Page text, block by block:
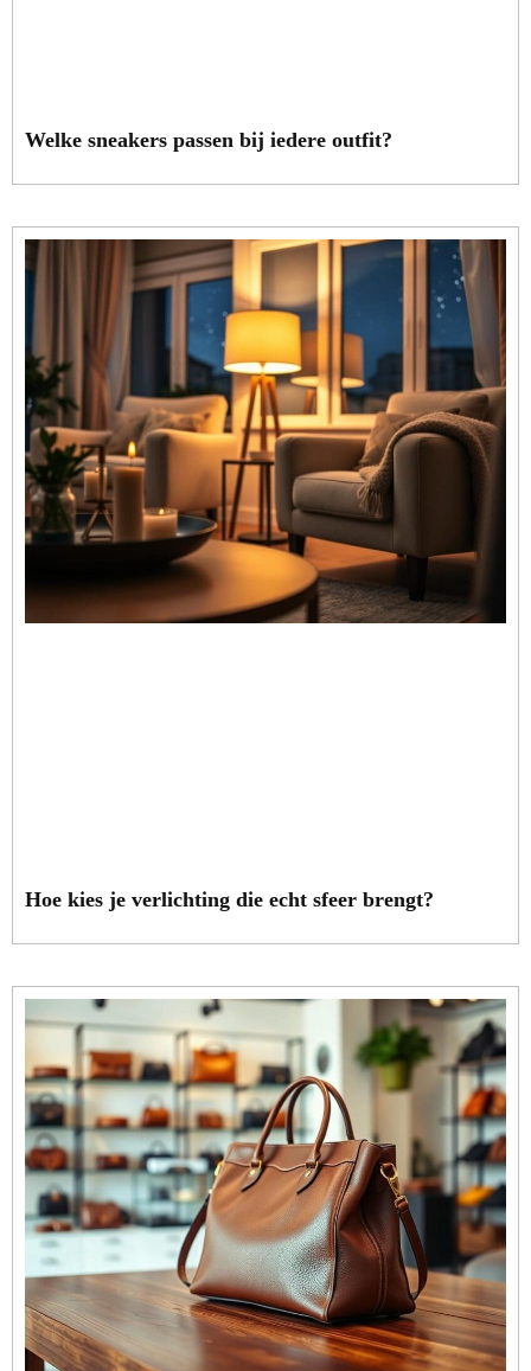
Welke sneakers passen bij iedere outfit?
Hoe kies je verlichting die echt sfeer brengt?